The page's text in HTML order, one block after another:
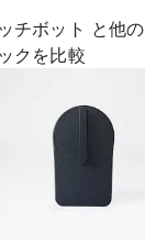
チボット と他の
ク を比較